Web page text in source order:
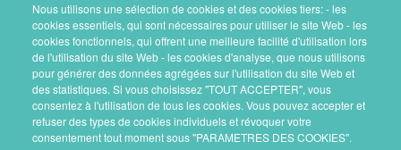
Nous utilisons une sélection de cookies et des cookies tiers: - les
cookies essentiels, qui sont nécessaires pour utiliser le site Web - les
cookies fonctionnels, qui offrent une meilleure facilité d'utilisation lors
de l'utilisation du site Web - les cookies d'analyse, que nous utilisons
pour générer des données agrégées sur l'utilisation du site Web et
des statistiques. Si vous choisissez "TOUT ACCEPTER", vous
consentez à l'utilisation de tous les cookies. Vous pouvez accepter et
refuser des types de cookies individuels et révoquer votre
consentement tout moment sous "PARAMETRES DES COOKIES".